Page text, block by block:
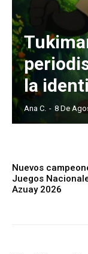
la
Ana C. - 8 De
Nuevos
Juegos
Azuay 2026